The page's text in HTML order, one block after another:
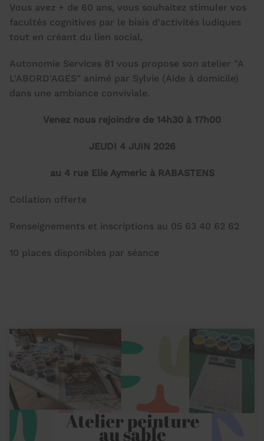
Vous avez + de 60 ans, vous souhaitez stimuler vos
facultés cognitives par le biais d'activités ludiques
tout en créant du lien social,
Autonomie Services 81 vous propose son atelier "A
L'ABORD'AGES" animé par Sylvie (Aide à domicile)
dans une ambiance conviviale.
Venez nous rejoindre de 14h30 à 17h00
JEUDI 4 JUIN 2026
au 4 rue Elie Aymeric à RABASTENS
Collation offerte
Renseignements et inscriptions au 05 63 40 62 62
10 places disponibles par séance